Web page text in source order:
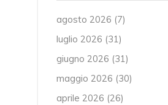
agosto 2026 (7)
luglio 2026 (31)
giugno 2026 (31)
maggio 2026 (30)
aprile 2026 (26)